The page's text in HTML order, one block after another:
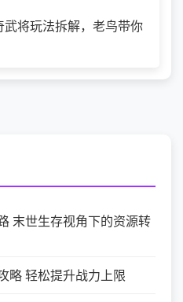
将玩法拆解，老鸟带你
末世生存视角下的资源转
略 轻松提升战力上限